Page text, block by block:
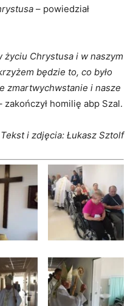
– powiedział
życiu Chrystusa i w naszym
będzie to, co było
zmartwychwstanie i nasze
zakończył homilię abp Szal.
Tekst i zdjęcia: Łukasz Sztolf